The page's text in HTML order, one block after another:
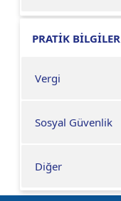
PRATİK BİLGİLER
Vergi
Sosyal Güvenlik
Diğer